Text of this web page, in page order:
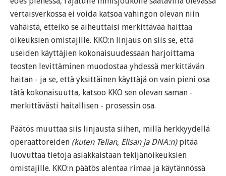
vertaisverkossa ei voida katsoa vahingon olevan niin
vähäistä, etteikö se aiheuttaisi merkittävää haittaa
oikeuksien omistajille. KKO:n linjaus on siis se, että
useiden käyttäjien kokonaisuudessaan harjoittama
teosten levittäminen muodostaa yhdessä merkittävän
haitan - ja se, että yksittäinen käyttäjä on vain pieni osa
tätä kokonaisuutta, katsoo KKO sen olevan saman -
merkittävästi haitallisen - prosessin osa.
Päätös muuttaa siis linjausta siihen, millä herkkyydellä
operaattoreiden (kuten Telian, Elisan ja DNA:n)pitää
luovuttaa tietoja asiakkaistaan tekijänoikeuksien
omistajille. KKO:n päätös alentaa rimaa ja käytännössä